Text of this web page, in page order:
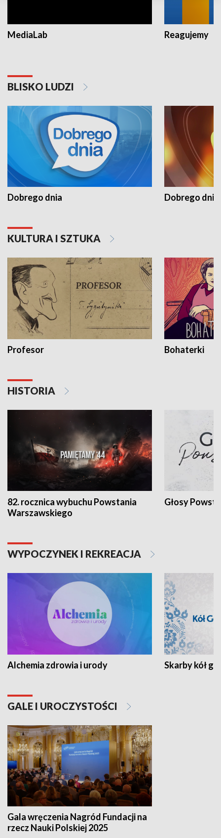
MediaLab Reagujemy
BLISKO LUDZI
Dobrego dnia Dobrego dnia
KULTURA I SZTUKA
Profesor Bohaterki
HISTORIA
82. rocznica wybuchu Powstania
Warszawskiego
Głosy
WYPOCZYNEK I REKREACJA
Alchemia zdrowia i urody Skarby kół
GALE I UROCZYSTOŚCI
Gala wręczenia Nagród Fundacji na
rzecz Nauki Polskiej 2025